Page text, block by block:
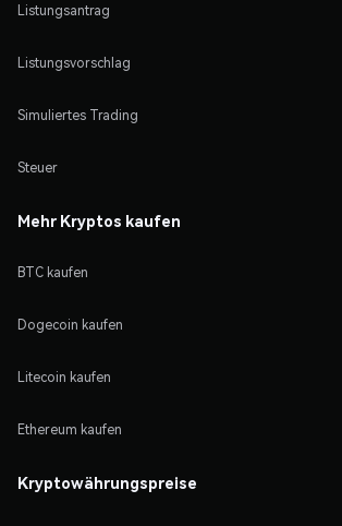
Listungsantrag
Listungsvorschlag
Simuliertes Trading
Steuer
Mehr Kryptos kaufen
BTC kaufen
Dogecoin kaufen
Litecoin kaufen
Ethereum kaufen
Kryptowährungspreise